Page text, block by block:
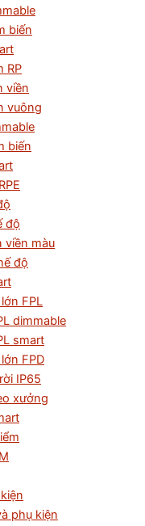
biến
RP
viền
vuông
biến
độ
viền màu
độ
FPL
dimmable
smart
FPD
IP65
xưởng
phụ kiện